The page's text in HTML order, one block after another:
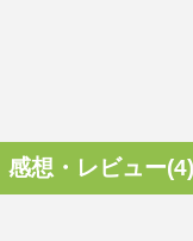
感想・レビュー(4)